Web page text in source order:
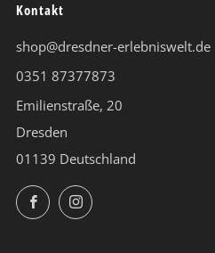
Kontakt
shop@dresdner-erlebniswelt.de
0351 87377873
Emilienstraße, 20
Dresden
01139 Deutschland
FacebookInstagram